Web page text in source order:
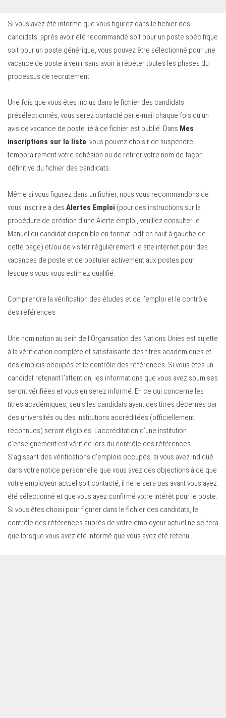
Si vous avez été informé que vous figurez dans le fichier des
candidats, après avoir été recommandé soit pour un poste spécifique
soit pour un poste générique, vous pouvez être sélectionné pour une
vacance de poste à venir sans avoir à répéter toutes les phases du
processus de recrutement.
Une fois que vous êtes inclus dans le fichier des candidats
présélectionnés, vous serez contacté par e-mail chaque fois qu’un
avis de vacance de poste lié à ce fichier est publié. Dans Mes
inscriptions sur la liste, vous pouvez choisir de suspendre
temporairement votre adhésion ou de retirer votre nom de façon
définitive du fichier des candidats.
Même si vous figurez dans un fichier, nous vous recommandons de
vous inscrire à des Alertes Emploi (pour des instructions sur la
procédure de création d’une Alerte emploi, veuillez consulter le
Manuel du candidat disponible en format .pdf en haut à gauche de
cette page) et/ou de visiter régulièrement le site internet pour des
vacances de poste et de postuler activement aux postes pour
lesquels vous vous estimez qualifié.
Comprendre la vérification des études et de l’emploi et le contrôle
des références
Une nomination au sein de l’Organisation des Nations Unies est sujette
à la vérification complète et satisfaisante des titres académiques et
des emplois occupés et le contrôle des références. Si vous êtes un
candidat retenant l’attention, les informations que vous avez soumises
seront vérifiées et vous en serez informé. En ce qui concerne les
titres académiques, seuls les candidats ayant des titres décernés par
des universités ou des institutions accréditées (officiellement
reconnues) seront éligibles. L’accréditation d’une institution
d’enseignement est vérifiée lors du contrôle des références.
S’agissant des vérifications d’emplois occupés, si vous avez indiqué
dans votre notice personnelle que vous avez des objections à ce que
votre employeur actuel soit contacté, il ne le sera pas avant vous ayez
été sélectionné et que vous ayez confirmé votre intérêt pour le poste.
Si vous êtes choisi pour figurer dans le fichier des candidats, le
contrôle des références auprès de votre employeur actuel ne se fera
que lorsque vous avez été informé que vous avez été retenu.